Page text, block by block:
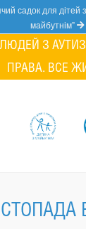
садок для дітей
майбутнім”
ЛЮДЕЙ З
ПРАВА. ВСЕ